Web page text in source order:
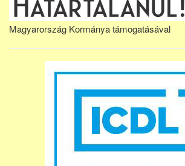
Magyarország Kormánya támogatásával